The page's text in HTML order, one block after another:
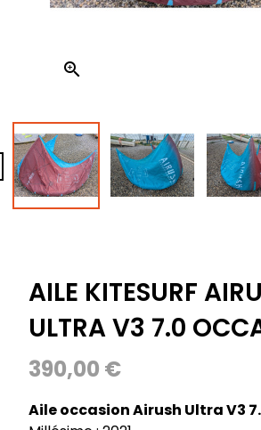

AILE KITESURF
ULTRA V3 7.0
390,00 €
Aile occasion Airush Ultra V3